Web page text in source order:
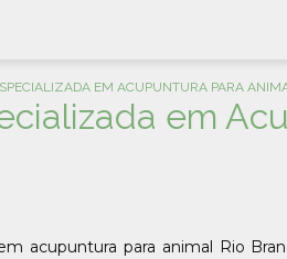
EM ACUPUNTURA PARA
em
acupuntura para animal Rio